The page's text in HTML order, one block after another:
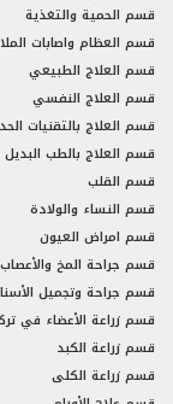
قسم الحمية والتغذية
قسم العظام واصابات
قسم العلاج الطبيعي
قسم العلاج النفسي
قسم العلاج بالتقنيات
قسم العلاج بالطب البديل
قسم القلب
قسم النساء والولادة
قسم امراض العيون
قسم جراحة المخ
قسم جراحة وتجميل
قسم زراعة الأعضاء في
قسم زراعة الكبد
قسم زراعة الكلى